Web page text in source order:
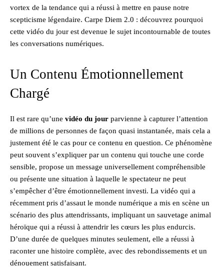
vortex de la tendance qui a réussi à mettre en pause notre
scepticisme légendaire. Carpe Diem 2.0 : découvrez pourquoi
cette vidéo du jour est devenue le sujet incontournable de toutes
les conversations numériques.
Un Contenu Émotionnellement
Chargé
Il est rare qu’une vidéo du jour parvienne à capturer l’attention
de millions de personnes de façon quasi instantanée, mais cela a
justement été le cas pour ce contenu en question. Ce phénomène
peut souvent s’expliquer par un contenu qui touche une corde
sensible, propose un message universellement compréhensible
ou présente une situation à laquelle le spectateur ne peut
s’empêcher d’être émotionnellement investi. La vidéo qui a
récemment pris d’assaut le monde numérique a mis en scène un
scénario des plus attendrissants, impliquant un sauvetage animal
héroïque qui a réussi à attendrir les cœurs les plus endurcis.
D’une durée de quelques minutes seulement, elle a réussi à
raconter une histoire complète, avec des rebondissements et un
dénouement satisfaisant.